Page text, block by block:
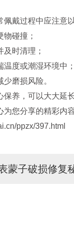
戴过程中应注意以
碰撞；
时清理；
度或潮湿环境中；
磨损风险。
，可以大大延长
为您分享的精彩内
ppzx/397.html
蒙子破损修复